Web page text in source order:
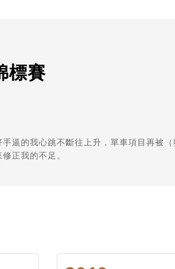
標賽
逼的我心跳不斷往上升，單車項目再被
正我的不足。